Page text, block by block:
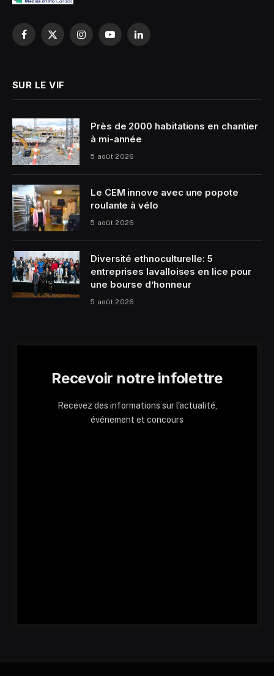
Facebook
X
InstagramYouTubeLinkedIn
SUR LE VIF
Près de 2000 habitations en chantier
à mi-année
5 août 2026
Le CEM innove avec une popote
roulante à vélo
5 août 2026
Diversité ethnoculturelle: 5
entreprises lavalloises en lice pour
une bourse d’honneur
5 août 2026
Recevoir notre infolettre
Recevez des informations sur l'actualité,
événement et concours